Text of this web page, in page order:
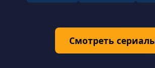
Смотреть